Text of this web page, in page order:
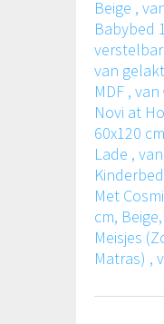
Beige ,
Babybed
van
MDF , van
Novi at
60x120
Lade , van
Met
cm,
Meisjes
Matras) ,